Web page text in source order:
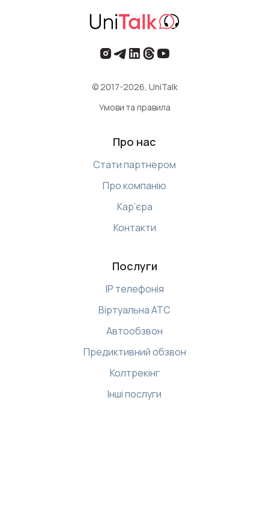
© 2017-2026, UniTalk
Умови та правила
Про нас
Стати партнером
Про компанію
Кар’єра
Контакти
Послуги
IP телефонія
Віртуальна АТС
Автообзвон
Предиктивний обзвон
Колтрекінг
Інші послуги